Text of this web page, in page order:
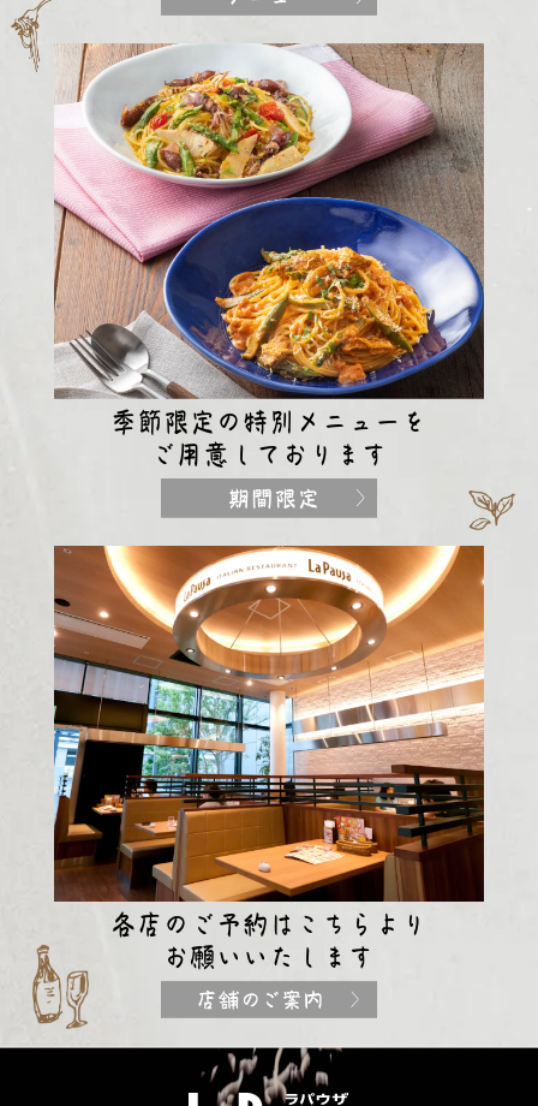
季節限定の特別メニューを
ご用意しております
各店のご予約はこちらより
お願いいたします
TOP